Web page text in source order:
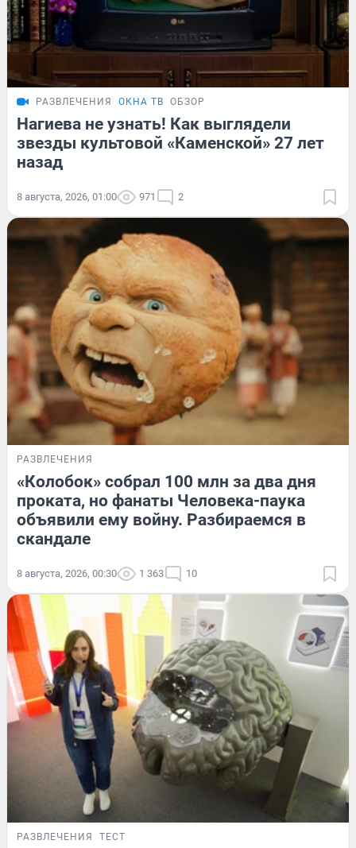
РАЗВЛЕЧЕНИЯ ОКНА ТВ ОБЗОР
Нагиева не узнать! Как выглядели
звезды культовой «Каменской» 27 лет
назад
8 августа, 2026, 01:00 971 2
РАЗВЛЕЧЕНИЯ
«Колобок» собрал 100 млн за два дня
проката, но фанаты Человека-паука
объявили ему войну. Разбираемся в
скандале
8 августа, 2026, 00:30 1 363 10
РАЗВЛЕЧЕНИЯ ТЕСТ